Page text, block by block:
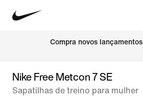
Compra novos lançamentos
Nike Free Metcon 7 SE
Sapatilhas de treino para mulher